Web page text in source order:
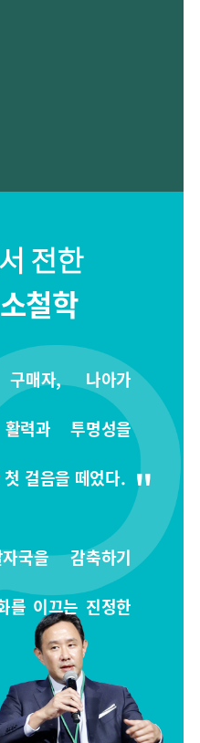
전한
철학
매자, 나아가
력과 투명성을
걸음을 떼었다.
국을 감축하기
를 이끄는 진정한